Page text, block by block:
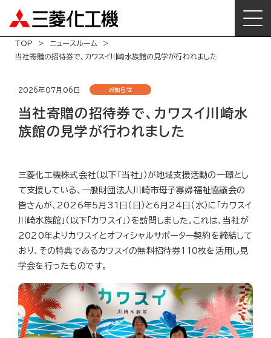
TOP
ニュースルーム
当社寄贈の招待券で、カワスイ川崎水族館の見学が行われました
2026年07月06日 お知らせ
当社寄贈の招待券で、カワスイ川崎水
族館の見学が行われました
三菱化工機株式会社（以下「当社」）が地域支援活動の一環とし
て支援している、一般財団法人川崎市母子寡婦福祉協議会の
皆さんが、2026年5月31日（日）と6月24日（水）に「カワスイ
川崎水族館」（以下「カワスイ」）を訪問しました。これは、当社が
2020年よりカワスイとオフィシャルサポーター契約を締結して
おり、その特典であるカワスイの無料招待券110枚を活用し見
学会を行ったものです。